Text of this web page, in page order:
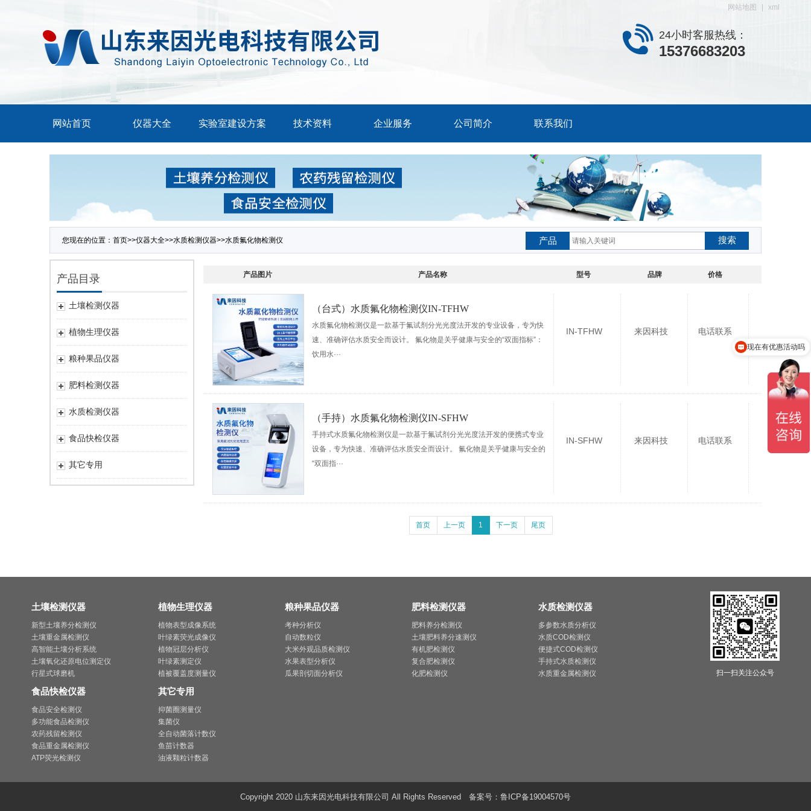
网站地图 xml
24小时客服热线：
15376683203
网站首页 仪器大全 实验室建设方案 技术资料 企业服务 公司简介 联系我们
产品 搜索
您现在的位置： 首页>>仪器大全>>水质检测仪器>>水质氟化物检测仪
产品目录
土壤检测仪器
植物生理仪器
粮种果品仪器
肥料检测仪器
水质检测仪器
食品快检仪器
其它专用
产品图片 产品名称 型号 品牌 价格
（台式）水质氟化物检测仪IN-TFHW
水质氟化物检测仪是一款基于氟试剂分光光度法开发的专业设备，专为快
速、准确评估水质安全而设计。 氟化物是关乎健康与安全的“双面指标”：
饮用水···
IN-TFHW 来因科技 电话联系
（手持）水质氟化物检测仪IN-SFHW
手持式水质氟化物检测仪是一款基于氟试剂分光光度法开发的便携式专业
设备，专为快速、准确评估水质安全而设计。 氟化物是关乎健康与安全的
“双面指···
IN-SFHW 来因科技 电话联系
首页 上一页 1 下一页 尾页
土壤检测仪器
新型土壤养分检测仪
土壤重金属检测仪
高智能土壤分析系统
土壤氧化还原电位测定仪
行星式球磨机
植物生理仪器
植物表型成像系统
叶绿素荧光成像仪
植物冠层分析仪
叶绿素测定仪
植被覆盖度测量仪
粮种果品仪器
考种分析仪
自动数粒仪
大米外观品质检测仪
水果表型分析仪
瓜果剖切面分析仪
肥料检测仪器
肥料养分检测仪
土壤肥料养分速测仪
有机肥检测仪
复合肥检测仪
化肥检测仪
水质检测仪器
多参数水质分析仪
水质COD检测仪
便捷式COD检测仪
手持式水质检测仪
水质重金属检测仪
食品快检仪器
食品安全检测仪
多功能食品检测仪
农药残留检测仪
食品重金属检测仪
ATP荧光检测仪
其它专用
抑菌圈测量仪
集菌仪
全自动菌落计数仪
鱼苗计数器
油液颗粒计数器
扫一扫关注公众号
Copyright 2020 山东来因光电科技有限公司 All Rights Reserved 备案号： 鲁ICP备19004570号
现在有优惠活动吗